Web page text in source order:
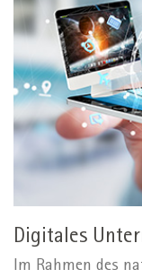
Digitales
Im Rahmen des